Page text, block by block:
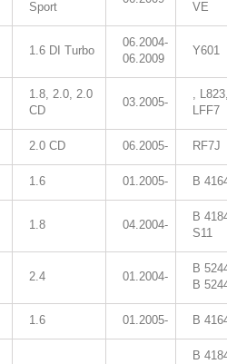
Sport VE
1.6 DI Turbo
06.2004-
06.2009
Y601
1.8, 2.0, 2.0
CD
03.2005-
,
LFF7
2.0 CD 06.2005- RF7J
1.6 01.2005- B
1.8 04.2004-
B
S11
2.4 01.2004-
B
B
1.6 01.2005- B
B